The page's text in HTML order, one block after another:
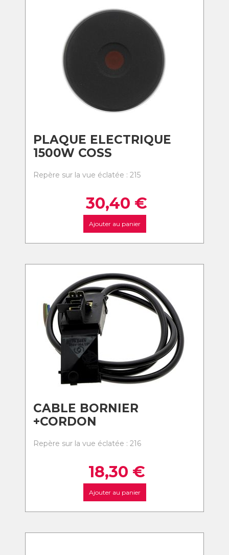
PLAQUE ELECTRIQUE
1500W COSS
Repère sur la vue éclatée : 215
30,40 €
Ajouter au panier
CABLE BORNIER
+CORDON
Repère sur la vue éclatée : 216
18,30 €
Ajouter au panier